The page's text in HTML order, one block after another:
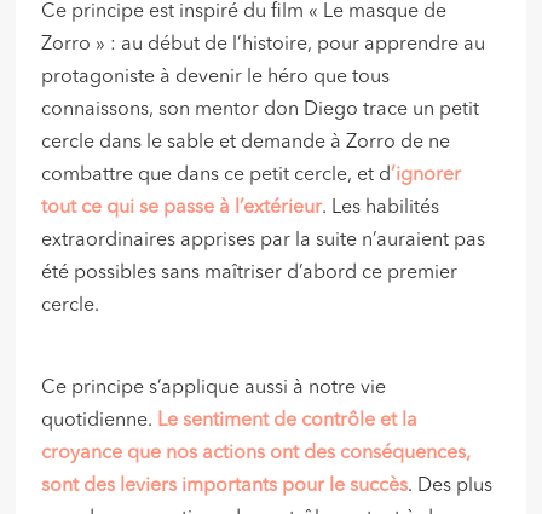
Ce principe est inspiré du film « Le masque de
Zorro » : au début de l’histoire, pour apprendre au
protagoniste à devenir le héro que tous
connaissons, son mentor don Diego trace un petit
cercle dans le sable et demande à Zorro de ne
combattre que dans ce petit cercle, et d’ignorer
tout ce qui se passe à l’extérieur. Les habilités
extraordinaires apprises par la suite n’auraient pas
été possibles sans maîtriser d’abord ce premier
cercle.
Ce principe s’applique aussi à notre vie
quotidienne. Le sentiment de contrôle et la
croyance que nos actions ont des conséquences,
sont des leviers importants pour le succès. Des plus